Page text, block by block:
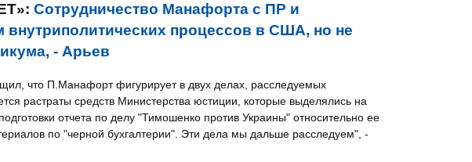
Сотрудничество Манафорта с ПР и
внутриполитических процессов в США, но не
- Арьев
что П.Манафорт фигурирует в двух делах, расследуемых
растраты средств Министерства юстиции, которые выделялись на
отчета по делу "Тимошенко против Украины" относительно ее
по "черной бухгалтерии". Эти дела мы дальше расследуем", -